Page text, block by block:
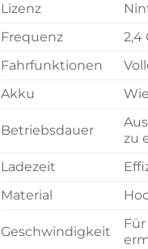
Lizenz
Frequenz
2,4
Fahrfunktionen
Akku
Betriebsdauer
zu
Ladezeit
Material
Geschwindigkeit